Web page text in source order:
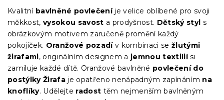
Kvalitní bavlněné povlečeníje velice oblíbené pro svoji
měkkost, vysokou savost a prodyšnost. Dětský styl s
obrázkovým motivem zaručeně promění každý
pokojíček. Oranžové pozadív kombinaci sežlutými
žirafami, originálním designem a jemnou textiliísi
zamiluje každé dítě. Oranžové bavlněné povlečení do
postýlky Žirafa je opatřeno nenápadným zapínáním na
knoflíky. Udělejte radost těm nejmenším bavlněným